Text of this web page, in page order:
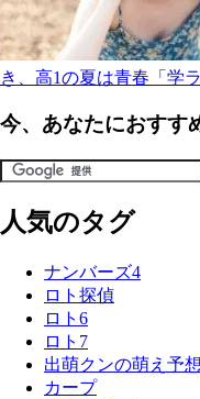
き、高1の夏は青春「学
今、あなたにおすす
人気のタグ
ナンバーズ4
ロト探偵
ロト6
ロト7
出萌クンの萌え予想
カープ